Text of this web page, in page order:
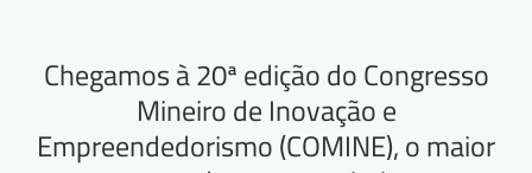
Chegamos à 20ª edição do Congresso
Mineiro de Inovação e
Empreendedorismo (COMINE), o maior